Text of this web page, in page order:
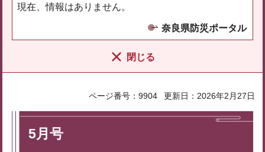
現在、情報はありません。
奈良県防災ポータル
閉じる
ページ番号：9904 更新日：2026年2月27日
5月号